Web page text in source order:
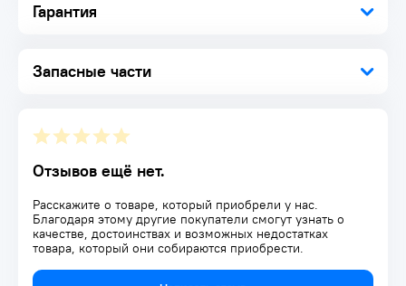
Гарантия
Запасные части
Отзывов ещё нет.
Расскажите о товаре, который приобрели у нас.
Благодаря этому другие покупатели смогут узнать о
качестве, достоинствах и возможных недостатках
товара, который они собираются приобрести.